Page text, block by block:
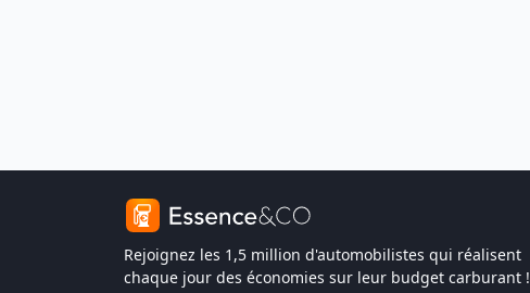
Rejoignez les 1,5 million d'automobilistes qui réalisent
chaque jour des économies sur leur budget carburant !